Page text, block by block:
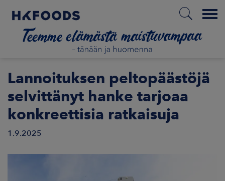
Menu
ETUSIVU
Lannoituksen peltopäästöjä
selvittänyt hanke tarjoaa
konkreettisia ratkaisuja
1.9.2025